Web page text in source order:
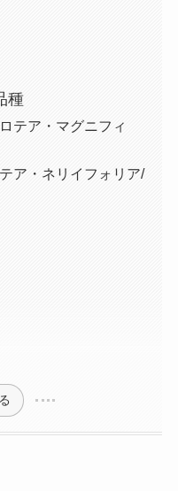
種
テア・マグニフィ
ア・ネリイフォリア/